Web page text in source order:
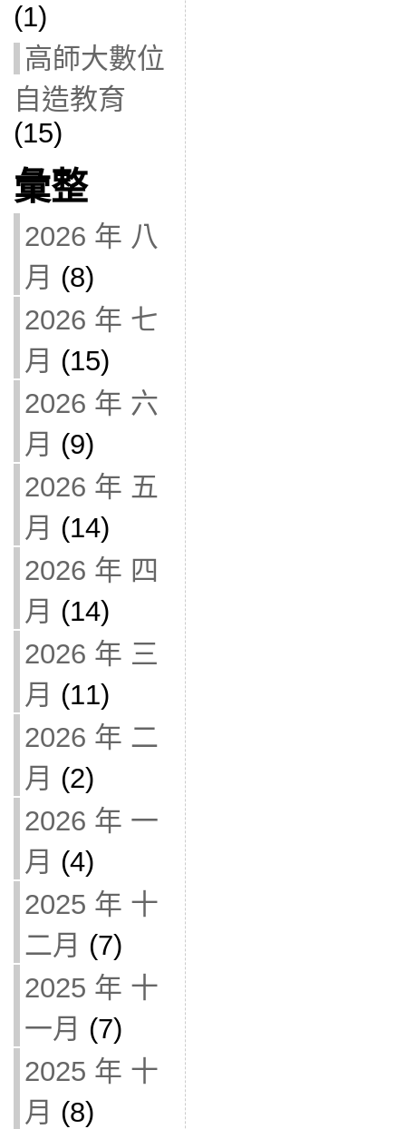
(1)
高師大數位
自造教育
(15)
彙整
2026 年 八
月 (8)
2026 年 七
月 (15)
2026 年 六
月 (9)
2026 年 五
月 (14)
2026 年 四
月 (14)
2026 年 三
月 (11)
2026 年 二
月 (2)
2026 年 一
月 (4)
2025 年 十
二月 (7)
2025 年 十
一月 (7)
2025 年 十
月 (8)